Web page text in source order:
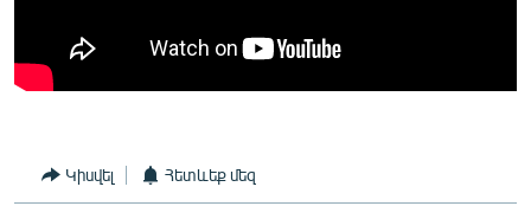
Կիսվել Հետևեք մեզ